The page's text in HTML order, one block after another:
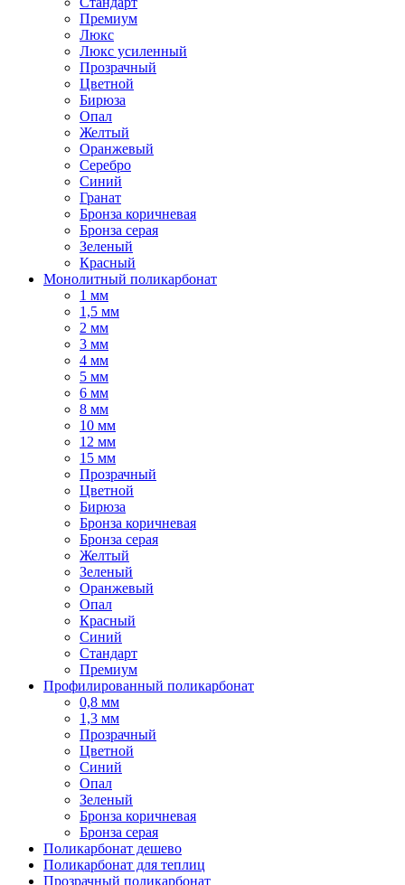
Премиум
Люкс
Люкс усиленный
Прозрачный
Цветной
Бирюза
Опал
Желтый
Оранжевый
Серебро
Синий
Гранат
Бронза коричневая
Бронза серая
Зеленый
Красный
Монолитный поликарбонат
1 мм
1,5 мм
2 мм
3 мм
4 мм
5 мм
6 мм
8 мм
10 мм
12 мм
15 мм
Прозрачный
Цветной
Бирюза
Бронза коричневая
Бронза серая
Желтый
Зеленый
Оранжевый
Опал
Красный
Синий
Стандарт
Премиум
Профилированный поликарбонат
0,8 мм
1,3 мм
Прозрачный
Цветной
Синий
Опал
Зеленый
Бронза коричневая
Бронза серая
Поликарбонат дешево
Поликарбонат для теплиц
Прозрачный поликарбонат